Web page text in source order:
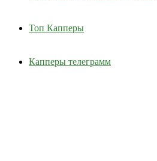
Топ Капперы
Капперы телеграмм